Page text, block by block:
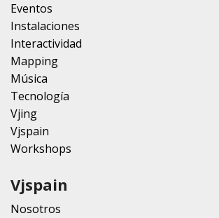
Eventos
Instalaciones
Interactividad
Mapping
Música
Tecnología
Vjing
Vjspain
Workshops
Vjspain
Nosotros